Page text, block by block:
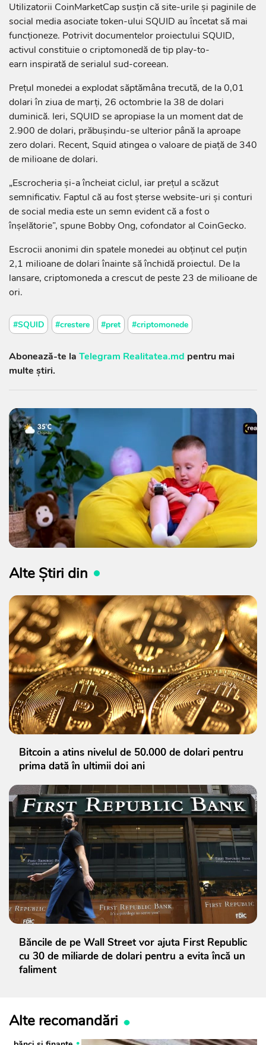
Utilizatorii CoinMarketCap susţin că site-urile şi paginile de
social media asociate token-ului SQUID au încetat să mai
funcţioneze. Potrivit documentelor proiectului SQUID,
activul constituie o criptomonedă de tip play-to-
earn inspirată de serialul sud-coreean.
Preţul monedei a explodat săptămâna trecută, de la 0,01
dolari în ziua de marţi, 26 octombrie la 38 de dolari
duminică. Ieri, SQUID se apropiase la un moment dat de
2.900 de dolari, prăbuşindu-se ulterior până la aproape
zero dolari. Recent, Squid atingea o valoare de piaţă de 340
de milioane de dolari.
„Escrocheria şi-a încheiat ciclul, iar preţul a scăzut
semnificativ. Faptul că au fost şterse website-uri şi conturi
de social media este un semn evident că a fost o
înşelătorie”, spune Bobby Ong, cofondator al CoinGecko.
Escrocii anonimi din spatele monedei au obţinut cel puţin
2,1 milioane de dolari înainte să închidă proiectul. De la
lansare, criptomoneda a crescut de peste 23 de milioane de
ori.
#SQUID #crestere #pret #criptomonede
Abonează-te la Telegram Realitatea.md pentru mai
multe știri.
Alte Știri din
Bitcoin a atins nivelul de 50.000 de dolari pentru
prima dată în ultimii doi ani
Băncile de pe Wall Street vor ajuta First Republic
cu 30 de miliarde de dolari pentru a evita încă un
faliment
Alte recomandări